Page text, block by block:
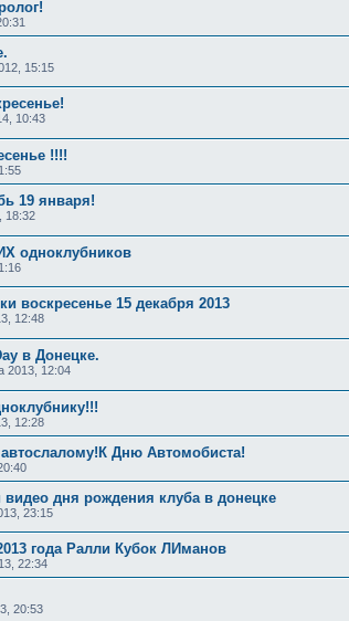
15:15
10:43
!!!!
19 января!
18:32
одноклубников
воскресенье 15 декабря 2013
12:48
в Донецке.
2013, 12:04
12:28
Дню Автомобиста!
видео дня рождения клуба в донецке
23:15
года Ралли Кубок ЛИманов
22:34
20:53